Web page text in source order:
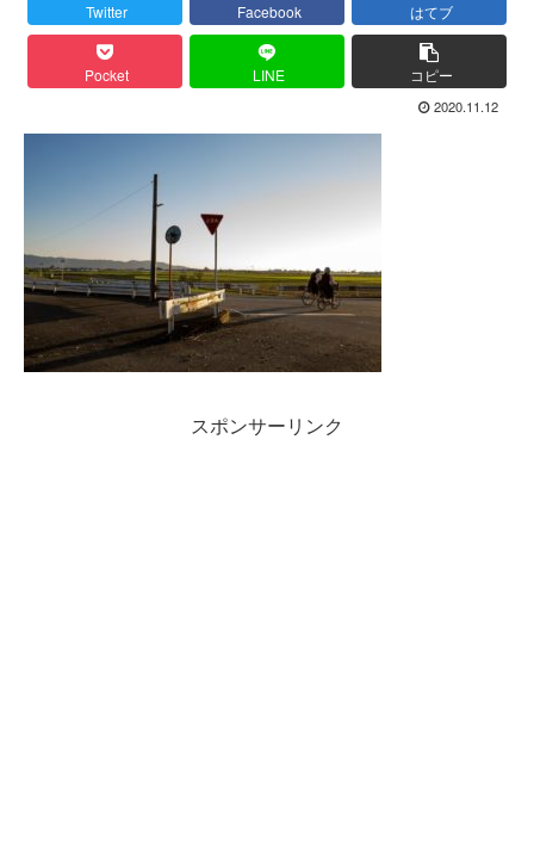
Twitter Facebook はてブ
Pocket LINE コピー
2020.11.12
スポンサーリンク